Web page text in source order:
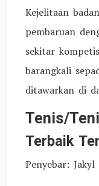
Kejelitaan
pembaruan
sekitar
barangkali
ditawarkan di
Tenis/
Terbaik
Penyebar: Jakyl